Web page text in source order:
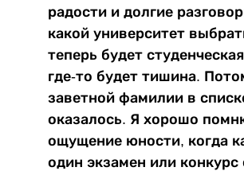
радости и долгие
какой университет
теперь будет
где-то будет тишина.
заветной фамилии в
оказалось. Я хорошо
ощущение юности, когда
один экзамен или